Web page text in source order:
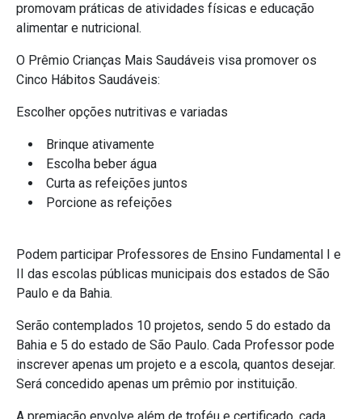
promovam práticas de atividades físicas e educação
alimentar e nutricional.
O Prêmio Crianças Mais Saudáveis visa promover os
Cinco Hábitos Saudáveis:
Escolher opções nutritivas e variadas
Brinque ativamente
Escolha beber água
Curta as refeições juntos
Porcione as refeições
Podem participar Professores de Ensino Fundamental I e
II das escolas públicas municipais dos estados de São
Paulo e da Bahia.
Serão contemplados 10 projetos, sendo 5 do estado da
Bahia e 5 do estado de São Paulo. Cada Professor pode
inscrever apenas um projeto e a escola, quantos desejar.
Será concedido apenas um prêmio por instituição.